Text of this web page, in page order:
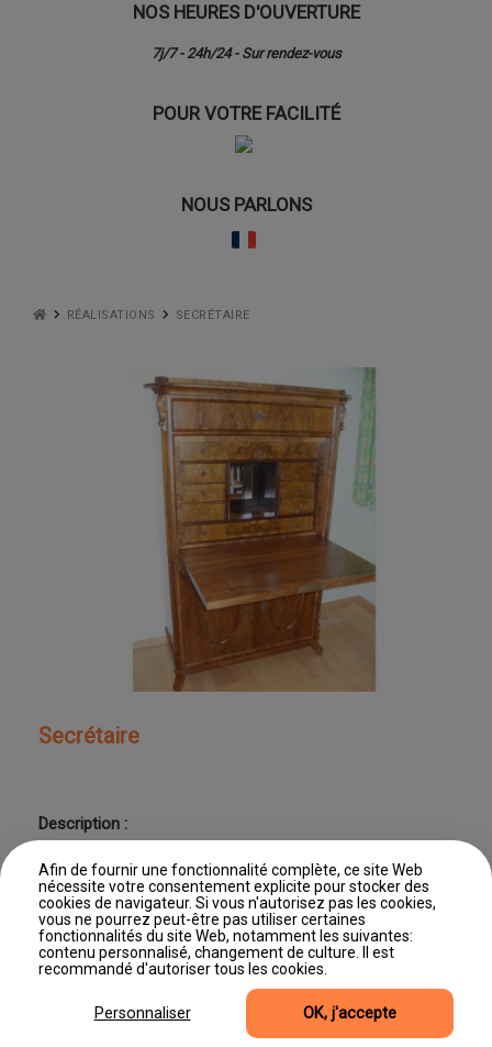
Afin de fournir une fonctionnalité complète, ce site Web
nécessite votre consentement explicite pour stocker des
cookies de navigateur. Si vous n'autorisez pas les cookies,
vous ne pourrez peut-être pas utiliser certaines
fonctionnalités du site Web, notamment les suivantes:
contenu personnalisé, changement de culture. Il est
recommandé d'autoriser tous les cookies.
NOS HEURES D'OUVERTURE
7j/7 - 24h/24 - Sur rendez-vous
POUR VOTRE FACILITÉ
NOUS PARLONS
RÉALISATIONS SECRÉTAIRE
Secrétaire
Description :
Dernière mise à jour : 11/06/2026 11:46
©2026, Site produit par Editus Luxembourg
Mentions légales
Gestion des cookies